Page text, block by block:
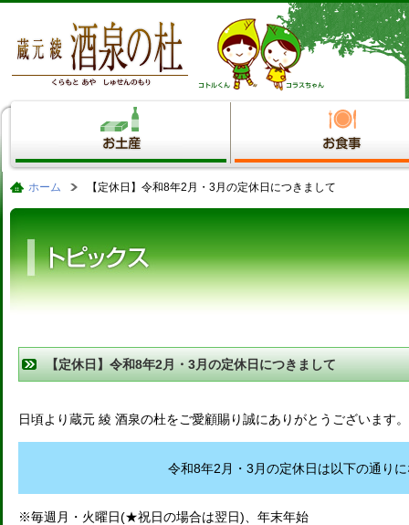
ホーム 【定休日】令和8年2月・3月の定休日につきまして
【定休日】令和8年2月・3月の定休日につきまして
日頃より蔵元 綾 酒泉の杜をご愛顧賜り誠にありがとうございます。
令和8年2月・3月の定休日は以下の通り
※毎週月・火曜日(★祝日の場合は翌日)、年末年始